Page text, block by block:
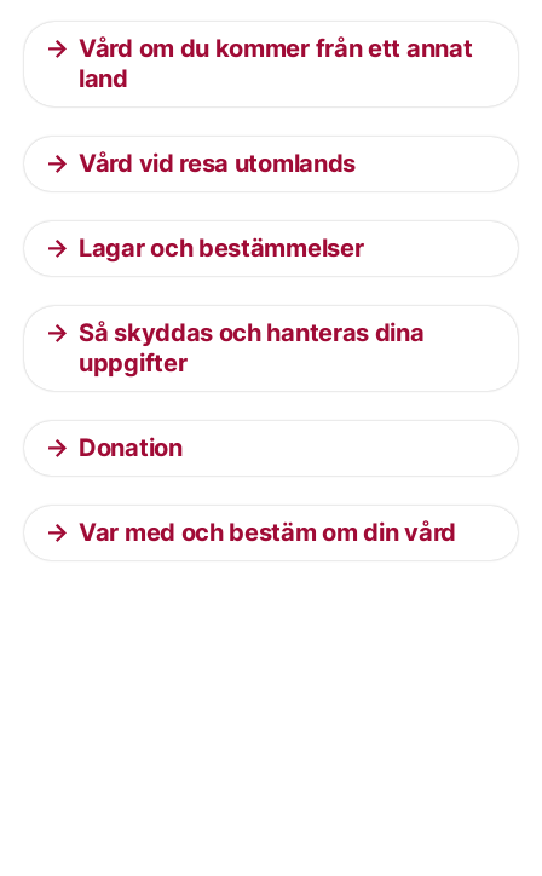
Vård om du kommer från ett annat
land
Vård vid resa utomlands
Lagar och bestämmelser
Så skyddas och hanteras dina
uppgifter
Donation
Var med och bestäm om din vård